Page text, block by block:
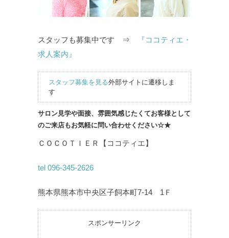
スタッフも募集中です ⇒
『ココティエ・
求人案内』
スタッフ募集を見る外部サイトに遷移しま
す
サロン見学や面接、雰囲気感じたくてお客様として
のご来店もお気軽に問い合わせください☆★
ＣＯＣＯＴＩＥＲ【ココティエ】
tel 096-345-2626
熊本県熊本市中央区子飼本町7-14 1Ｆ
スポンサーリンク